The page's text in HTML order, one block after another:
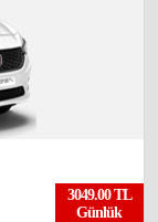
3049.00 TL
Günlük